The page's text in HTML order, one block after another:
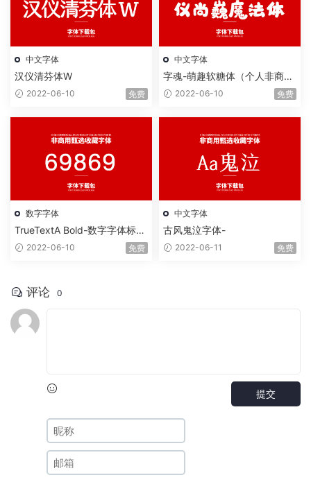
中文字体
汉仪清芬体W
2022-06-10 免费
中文字体
字魂-萌趣软糖体（个人非商用
版）2022-06-10 免费
数字字体
TrueTextA Bold-数字字体标准
字 2022-06-10 免费
中文字体
古风鬼泣字体-
2022-06-11 免费
评论 0
提交